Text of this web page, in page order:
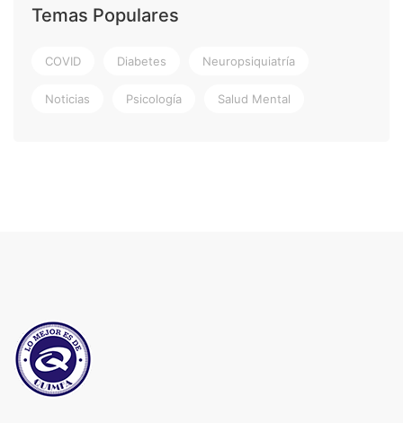
Temas Populares
COVID Diabetes Neuropsiquiatría
Noticias Psicología Salud Mental